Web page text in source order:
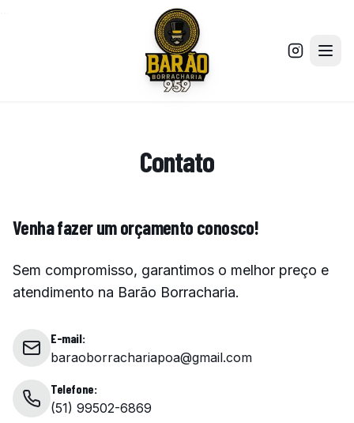
Contato
Venha fazer um orçamento conosco!
Sem compromisso, garantimos o melhor preço e
atendimento na Barão Borracharia.
E-mail:
baraoborrachariapoa@gmail.com
Telefone:
(51) 99502-6869